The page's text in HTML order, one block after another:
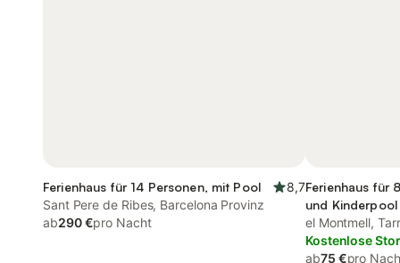
Ferienhaus für 14 Personen, mit Pool
8,7
Sant Pere de Ribes, Barcelona Provinz
ab290 €pro Nacht
Ferienhaus für
und Kinderpool
el Montmell,
Kostenlose
ab75 €pro